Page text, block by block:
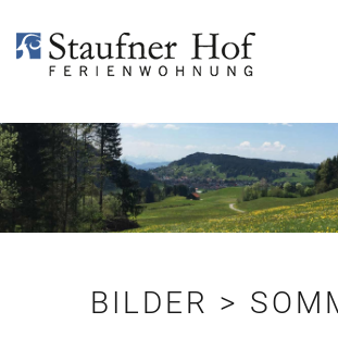
BILDER >